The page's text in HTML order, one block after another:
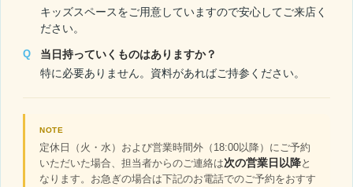
キッズスペースをご用意していますので安心してご来店く
ださい。
Q
当日持っていくものはありますか？
特に必要ありません。資料があればご持参ください。
NOTE
定休日（火・水）および営業時間外（18:00以降）にご予約
いただいた場合、担当者からのご連絡は次の営業日以降と
なります。お急ぎの場合は下記のお電話でのご予約をおすす